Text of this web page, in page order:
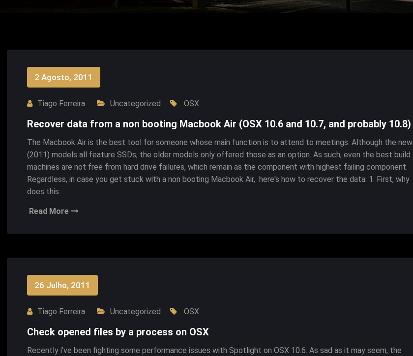
2 Agosto, 2011
Tiago Ferreira Uncategorized OSX
Recover data from a non booting Macbook Air (OSX 10.6 and 10.7, and probably 10.8)
The Macbook Air is the best tool for someone whose main function is to attend to meetings. Although the new
(2011) models all feature SSDs, the older models only offered those as an option. As such, even the best build
machines are not free from hard drive failures, which remain as the component with highest failing component.
Regardless, in case you get stuck with a non booting Macbook Air, here's how to recover the data: 1. First, why
does this…
Read More
26 Julho, 2011
Tiago Ferreira Uncategorized OSX
Check opened files by a process on OSX
Recently i've been fighting some performance issues with Spotlight on OSX 10.6. As sad as it may seem, the